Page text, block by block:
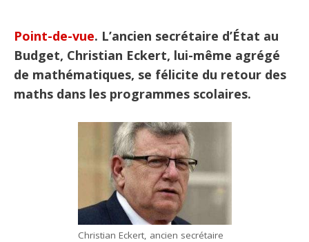
Point-de-vue. L’ancien secrétaire d’État au
Budget, Christian Eckert, lui-même agrégé
de mathématiques, se félicite du retour des
maths dans les programmes scolaires.
Christian Eckert, ancien secrétaire